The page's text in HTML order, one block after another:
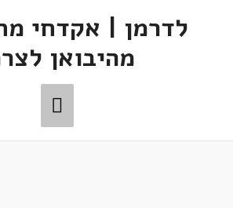
לדרמן | אקדחי
מהיבואן
תפריט